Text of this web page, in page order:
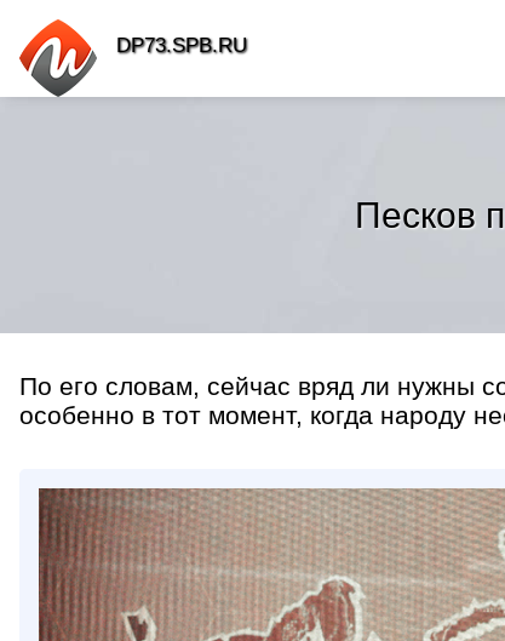
Песков
По его словам, сейчас вряд ли нужны
особенно в тот момент, когда народу
DP73.SPB.RU